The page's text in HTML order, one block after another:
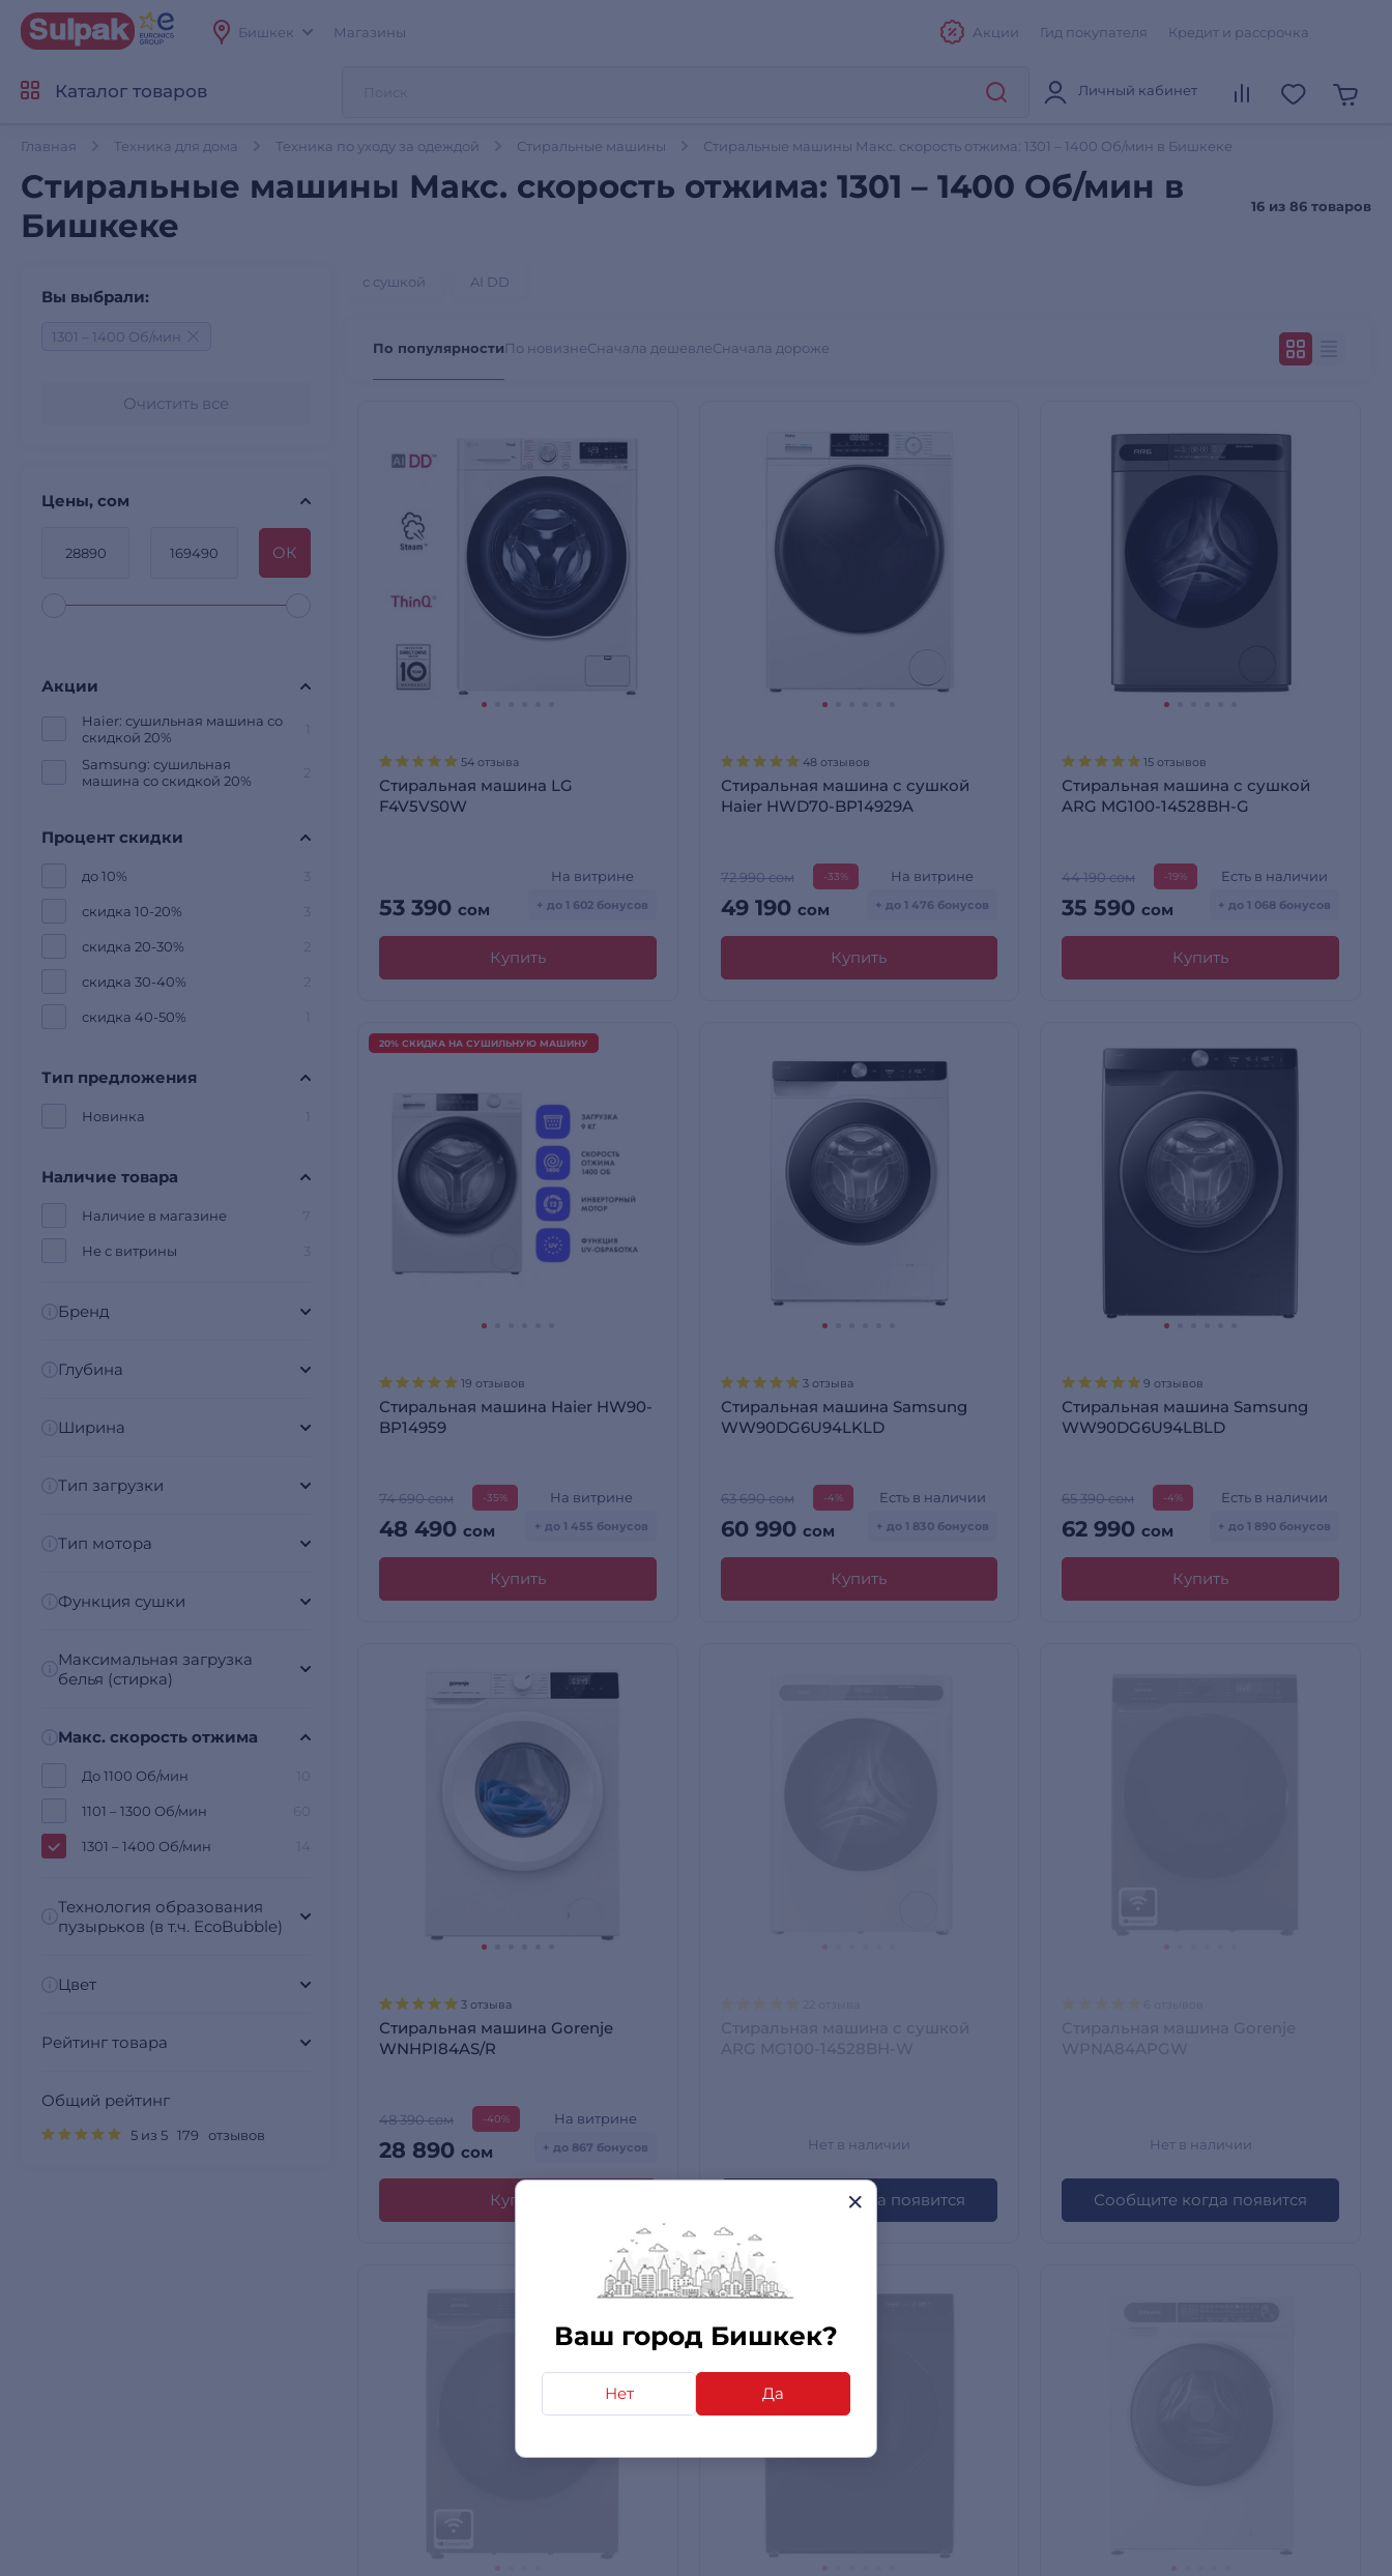
Ваш город Бишкек?
Нет Да
Бишкек Магазины Акции Гид покупателя Кредит и рассрочка
Каталог товаров Личный кабинет
Главная Техника для дома Техника по уходу за одеждой Стиральные машины Стиральные машины Макс. скорость отжима: 1301 – 1400 Об/мин в Бишкеке
Стиральные машины Макс. скорость отжима: 1301 – 1400 Об/мин в
Бишкеке
16 из 86 товаров
Вы выбрали:
1301 – 1400 Об/мин
Очистить все
Цены, сом
OК
Акции
Haier: cушильная машина со
скидкой 20%
Samsung: cушильная
машина со скидкой 20%
Процент скидки
до 10%
скидка 10-20%
скидка 20-30%
скидка 30-40%
скидка 40-50%
Тип предложения
Новинка
Наличие товара
Наличие в магазине
Не с витрины
Бренд
Глубина
Ширина
Тип загрузки
Тип мотора
Функция сушки
Максимальная загрузка
белья (стирка)
Макс. скорость отжима
До 1100 Об/мин
1101 – 1300 Об/мин
1301 – 1400 Об/мин
Технология образования
пузырьков (в т.ч. EcoBubble)
Цвет
Рейтинг товара
Общий рейтинг
5 из 5 179 отзывов
с сушкой AI DD
По популярностиПо новизнеСначала дешевлеСначала дороже
54 отзыва
Стиральная машина LG
F4V5VS0W
53 390 сом
На витрине
+ до 1 602 бонусов
Купить
48 отзывов
Стиральная машина с сушкой
Haier HWD70-BP14929A
72 990 сом -33%
49 190 сом
На витрине
+ до 1 476 бонусов
Купить
15 отзывов
Стиральная машина с сушкой
ARG MG100-14528BH-G
44 190 сом -19%
35 590сом
Есть в наличии
+ до 1 068 бонусов
Купить
20% СКИДКА НА СУШИЛЬНУЮ МАШИНУ
19 отзывов
Стиральная машина Haier HW90-
BP14959
74 690 сом -35%
48 490 сом
На витрине
+ до 1 455 бонусов
Купить
3 отзыва
Стиральная машина Samsung
WW90DG6U94LKLD
63 690 сом -4%
60 990 сом
Есть в наличии
+ до 1 830 бонусов
Купить
9 отзывов
Стиральная машина Samsung
WW90DG6U94LBLD
65 390 сом -4%
62 990сом
Есть в наличии
+ до 1 890 бонусов
Купить
3 отзыва
Стиральная машина Gorenje
WNHPI84AS/R
48 390 сом -40%
28 890 сом
На витрине
+ до 867 бонусов
Купить
Нет в наличии
Сообщите когда появится
Нет в наличии
Сообщите когда появится